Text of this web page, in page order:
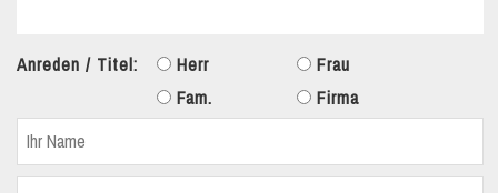
Anreden / Titel: Herr
Frau
Fam.
Firma